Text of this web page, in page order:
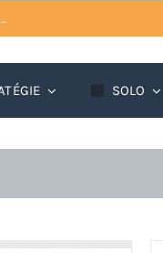
SOLO
A